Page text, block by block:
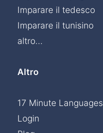
Imparare il tedesco
Imparare il tunisino
altro...
Altro
17 Minute Languages
Login